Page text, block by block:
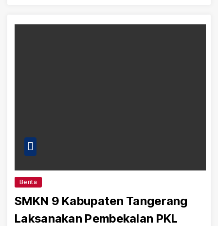
Berita
SMKN 9 Kabupaten Tangerang
Laksanakan Pembekalan PKL